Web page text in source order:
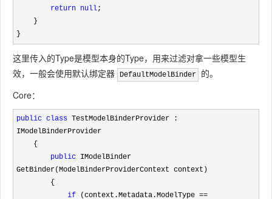
return null;
}
这里传入的Type是模型本身的Type，用来过滤对拿一些模型生
效，一般会使用默认绑定器
DefaultModelBinder
的。
Core：
public class TestModelBinderProvider :
IModelBinderProvider
public IModelBinder
GetBinder(ModelBinderProviderContext context)
if